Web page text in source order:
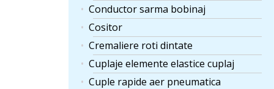
Conductor sarma bobinaj
Cositor
Cremaliere roti dintate
Cuplaje elemente elastice cuplaj
Cuple rapide aer pneumatica